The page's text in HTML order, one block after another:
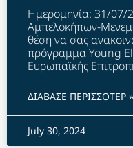
Ημερομηνία: 31/07/
Αμπελοκήπων-
θέση να σας
πρόγραμμα Young
Ευρωπαϊκής
ΔΙΑΒΑΣΕ ΠΕΡΙΣΣΟΤΕΡ »
July 30, 2024